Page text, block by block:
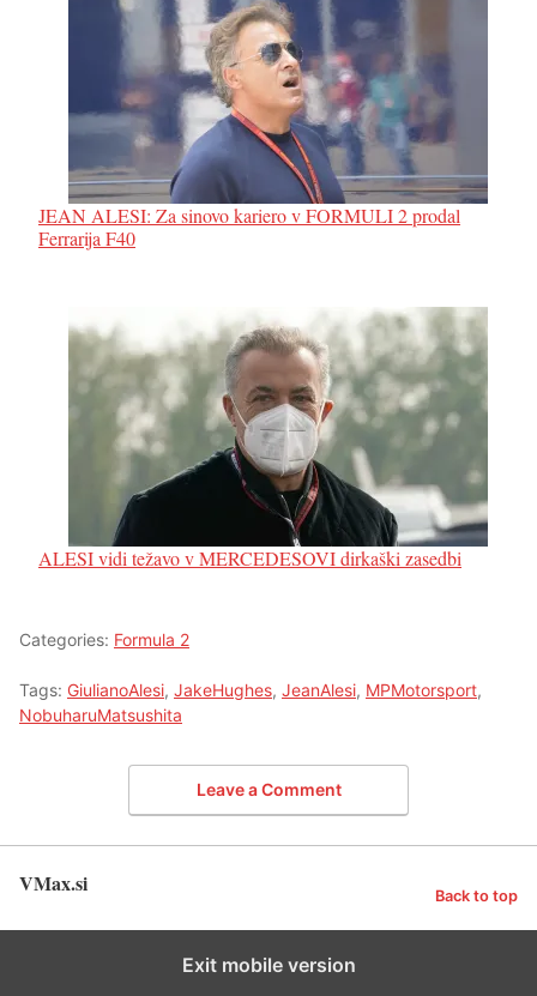
JEAN ALESI: Za sinovo kariero v FORMULI 2 prodal
Ferrarija F40
ALESI vidi težavo v MERCEDESOVI dirkaški zasedbi
Categories: Formula 2
Tags: GiulianoAlesi, JakeHughes, JeanAlesi, MPMotorsport,
NobuharuMatsushita
Leave a Comment
VMax.si Back to top
Exit mobile version